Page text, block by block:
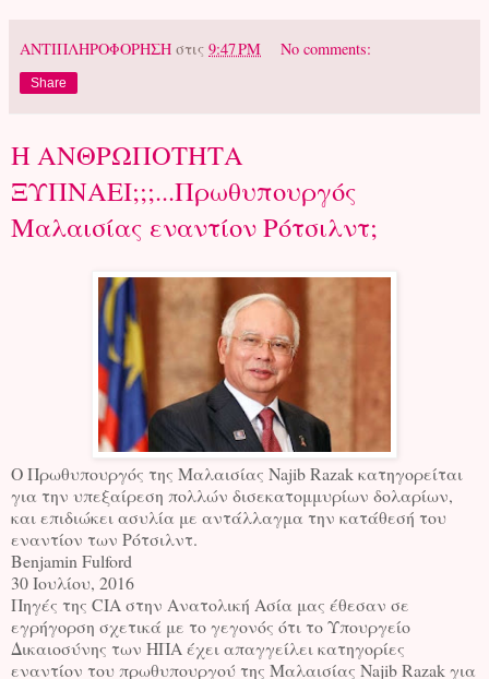
ΑΝΤΙΠΛΗΡΟΦΟΡΗΣΗ στις 9:47 PM No comments:
Share
Η ΑΝΘΡΩΠΟΤΗΤΑ
ΞΥΠΝΑΕΙ;;;...Πρωθυπουργός
Μαλαισίας εναντίον Ρότσιλντ;
Ο Πρωθυπουργός της Μαλαισίας Najib Razak κατηγορείται
για την υπεξαίρεση πολλών δισεκατομμυρίων δολαρίων,
και επιδιώκει ασυλία με αντάλλαγμα την κατάθεσή του
εναντίον των Ρότσιλντ.
Benjamin Fulford
30 Ιουλίου, 2016
Πηγές της CIA στην Ανατολική Ασία μας έθεσαν σε
εγρήγορση σχετικά με το γεγονός ότι το Υπουργείο
Δικαιοσύνης των ΗΠΑ έχει απαγγείλει κατηγορίες
εναντίον του πρωθυπουργού της Μαλαισίας Najib Razak για